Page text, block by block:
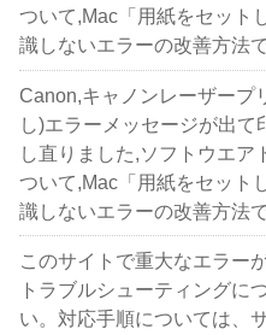
ついて,Mac「用紙をセット
識しないエラーの改善方法
Canon,キャノンレーザープ
し)エラーメッセージが出
し直りました,ソフトウエア
ついて,Mac「用紙をセット
識しないエラーの改善方法
このサイトで重大なエラー
トラブルシューティングに
い。対応手順については、